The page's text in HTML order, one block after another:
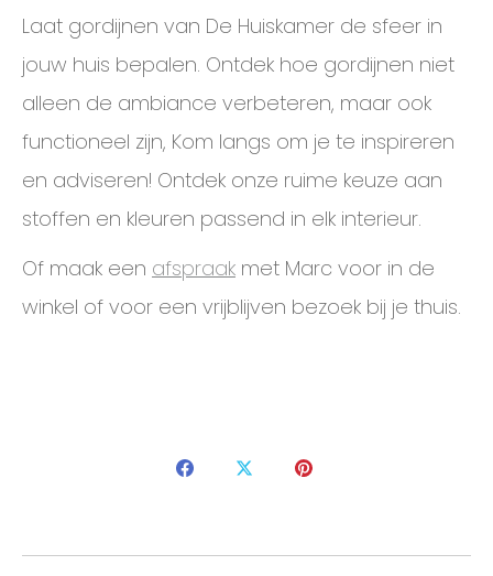
Laat gordijnen van De Huiskamer de sfeer in
jouw huis bepalen. Ontdek hoe gordijnen niet
alleen de ambiance verbeteren, maar ook
functioneel zijn, Kom langs om je te inspireren
en adviseren! Ontdek onze ruime keuze aan
stoffen en kleuren passend in elk interieur.
Of maak een afspraak met Marc voor in de
winkel of voor een vrijblijven bezoek bij je thuis.
Share
Facebook
Share
X
Share
Pinterest